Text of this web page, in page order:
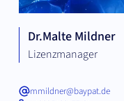
Dr.Malte Mildner
Lizenzmanager
mmildner@baypat.de